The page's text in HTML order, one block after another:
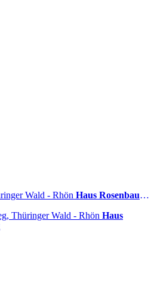
Wald - Rhön Haus Rosenbaum am Rennsteig
Thüringer Wald - Rhön Haus